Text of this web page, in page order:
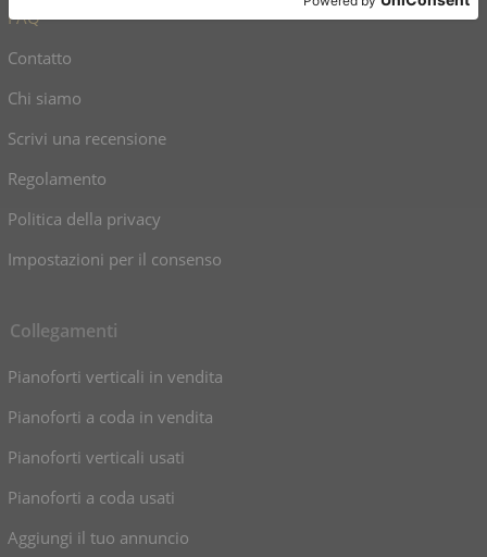
FAQ
Contatto
Chi siamo
Scrivi una recensione
Regolamento
Politica della privacy
Impostazioni per il consenso
Collegamenti
Pianoforti verticali in vendita
Pianoforti a coda in vendita
Pianoforti verticali usati
Pianoforti a coda usati
Aggiungi il tuo annuncio